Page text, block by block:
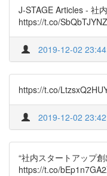
J-STAGE Articles - 社
https://t.co/
2019-12-02
https://t.co/
2019-12-02
“社内スタートアップ
https://t.co/